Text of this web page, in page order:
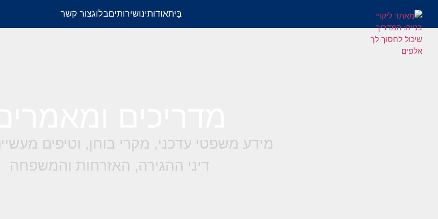
בַּיִתאודותינושירותיםבלוגצור קשר
מידע משפטי עדכני, מקרי בוחן, וטיפים
דיני ההגירה, האזרחות והמשפחה